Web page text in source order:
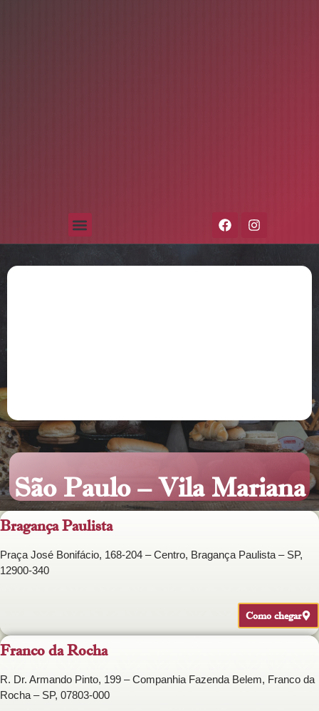
São Paulo – Vila Mariana
Bragança Paulista
Praça José Bonifácio, 168-204 – Centro, Bragança Paulista – SP,
12900-340
Como chegar
Franco da Rocha
R. Dr. Armando Pinto, 199 – Companhia Fazenda Belem, Franco da
Rocha – SP, 07803-000